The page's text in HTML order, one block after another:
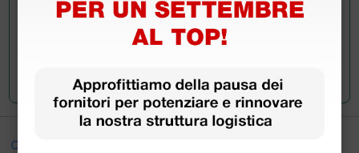
Invia la tua domanda
Ottimo